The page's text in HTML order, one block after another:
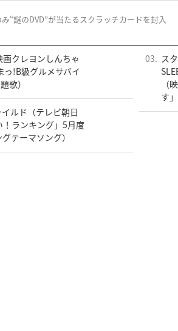
“謎のDVD”が当たるスクラッチカードを封入
画クレヨンしんちゃ
っ!B級グルメサバイ
歌）
イルド（テレビ朝日
！ランキング」5月度
テーマソング）
03.
ス
（
す